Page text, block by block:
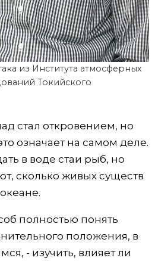
из Института атмосферных
Токийского
стал откровением, но
означает на самом деле.
в воде стаи рыб, но
сколько живых существ
полностью понять
положения, в
- изучить, влияет ли